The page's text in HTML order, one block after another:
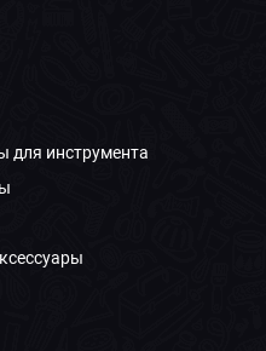
для инструмента